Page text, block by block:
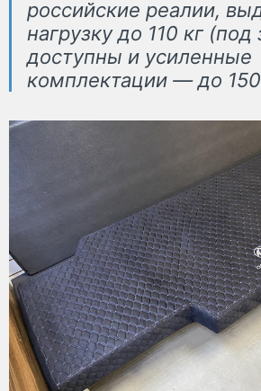
российские реалии,
нагрузку до 110 кг (под
доступны и усиленные
комплектации — до 150